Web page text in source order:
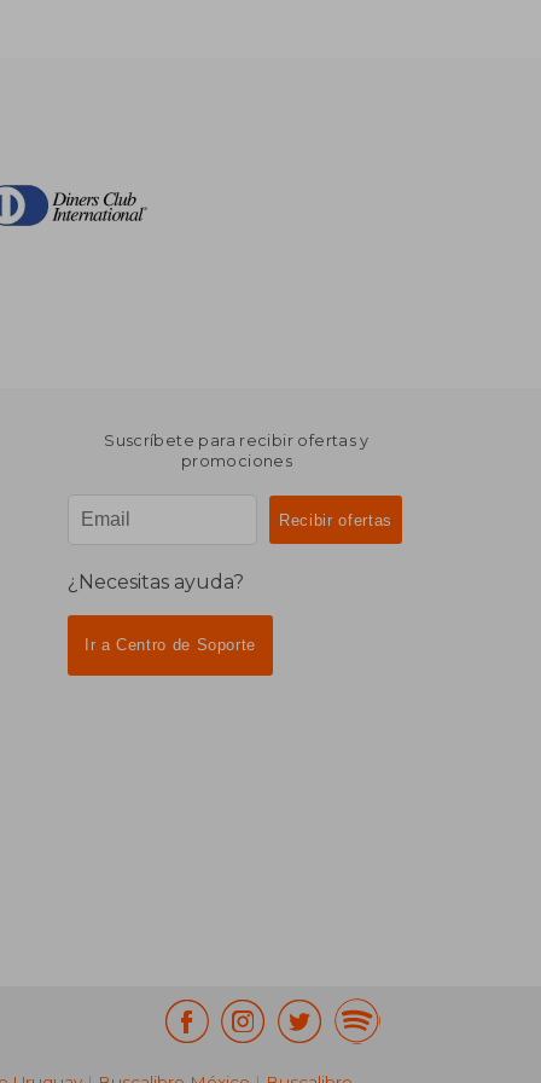
Suscríbete para recibir ofertas y
promociones
¿Necesitas ayuda?
Ir a Centro de Soporte